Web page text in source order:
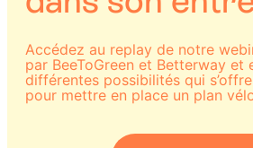
Accédez au replay de notre
par BeeToGreen et Betterway et
différentes possibilités qui
pour mettre en place un plan